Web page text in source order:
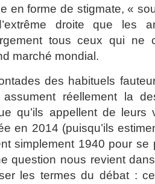
en forme de stigmate, «
droite que les
tous ceux qui ne
marché mondial.
des habituels
réellement la
qu’ils appellent de
en 2014 (puisqu’ils
simplement 1940 pour se
question nous revient
les termes du débat :